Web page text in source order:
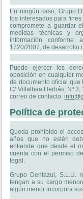
En ningún caso, Grupo
los interesados para
compromete a guardar
medidas técnicas y
información
1720/2007, de desarrollo
Puede ejercer los
oposición en cualquier
de documento oficial que
C/ Villalbaa Herbás, Nº 3,
correo de contacto:
Política de
Queda prohibido el
años que no estén
entiende que desde el
cuenta con el permiso
legal.
Grupo Dentazul, S.L.U.
tengan a su cargo
algún menor incorpora